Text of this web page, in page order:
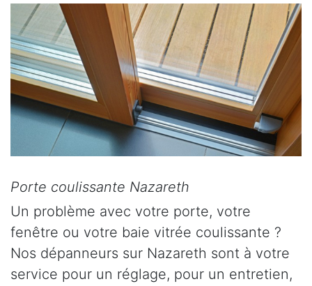
Porte coulissante Nazareth
Un problème avec votre porte, votre
fenêtre ou votre baie vitrée coulissante ?
Nos dépanneurs sur Nazareth sont à votre
service pour un réglage, pour un entretien,